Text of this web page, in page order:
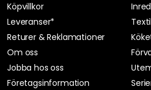
Köpvillkor
Leveranser*
Returer & Reklamationer
Om oss
Jobba hos oss
Företagsinformation